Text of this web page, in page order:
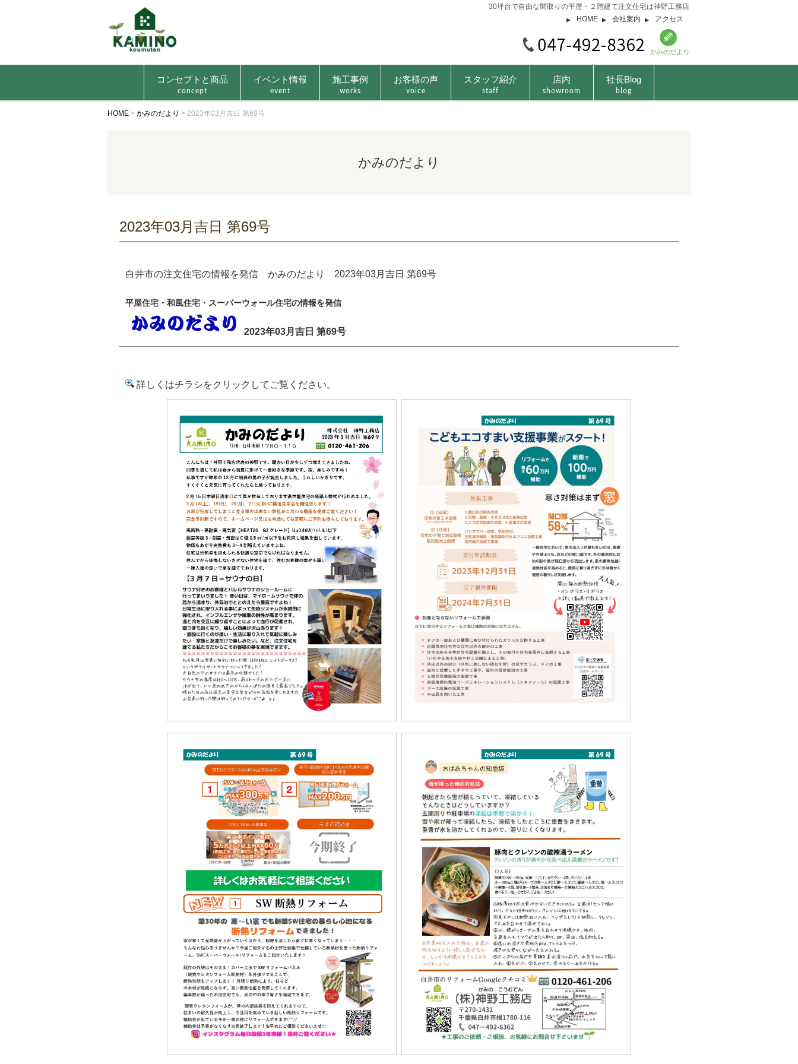
30坪台で自由な間取りの平屋・２階建て注文住宅は神野工務店
HOME
会社案内 アクセス
コンセプトと商品
concept
イベント情報
event
施工事例
works
お客様の声
voice
スタッフ紹介
staff
店内
showroom
社長Blog
blog
HOME > かみのだより > 2023年03月吉日 第69号
かみのだより
2023年03月吉日 第69号
白井市の注文住宅の情報を発信 かみのだより 2023年03月吉日 第69号
平屋住宅・和風住宅・スーパーウォール住宅の情報を発信
2023年03月吉日 第69号
詳しくはチラシをクリックしてご覧ください。